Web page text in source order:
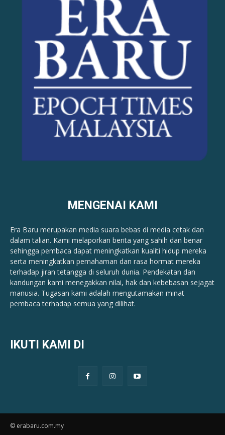
MENGENAI KAMI
Era Baru merupakan media suara bebas di media cetak dan
dalam talian. Kami melaporkan berita yang sahih dan benar ​​
sehingga pembaca dapat meningkatkan kualiti hidup mereka
serta meningkatkan pemahaman dan rasa hormat mereka
terhadap jiran tetangga di seluruh dunia. Pendekatan dan
kandungan kami menegakkan nilai, hak dan kebebasan sejagat
manusia. Tugasan kami adalah mengutamakan minat
pembaca terhadap semua yang dilihat.
IKUTI KAMI DI
© erabaru.com.my